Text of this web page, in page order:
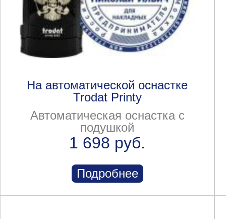
На автоматической оснастке
Trodat Printy
Автоматическая оснастка с
подушкой
1 698 руб.
Подробнее